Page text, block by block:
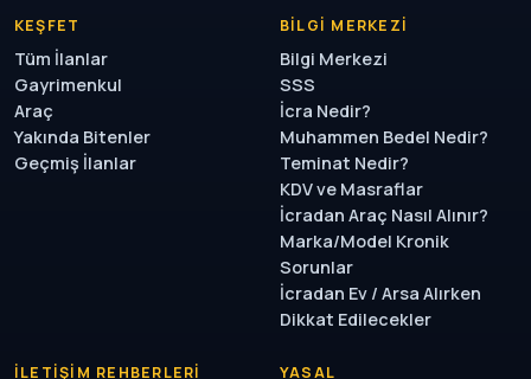
KEŞFET
Tüm İlanlar
Gayrimenkul
Araç
Yakında Bitenler
Geçmiş İlanlar
BILGI MERKEZI
Bilgi Merkezi
SSS
İcra Nedir?
Muhammen Bedel Nedir?
Teminat Nedir?
KDV ve Masraflar
İcradan Araç Nasıl Alınır?
Marka/Model Kronik
Sorunlar
İcradan Ev / Arsa Alırken
Dikkat Edilecekler
İLETIŞIM REHBERLERI YASAL